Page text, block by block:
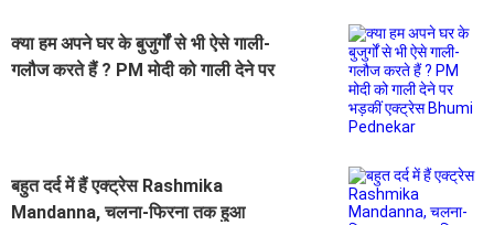
क्या हम अपने घर के बुजुर्गों से भी ऐसे गाली-
गलौज करते हैं ? PM मोदी को गाली देने पर
बहुत दर्द में हैं एक्ट्रेस Rashmika
Mandanna, चलना-फिरना तक हुआ